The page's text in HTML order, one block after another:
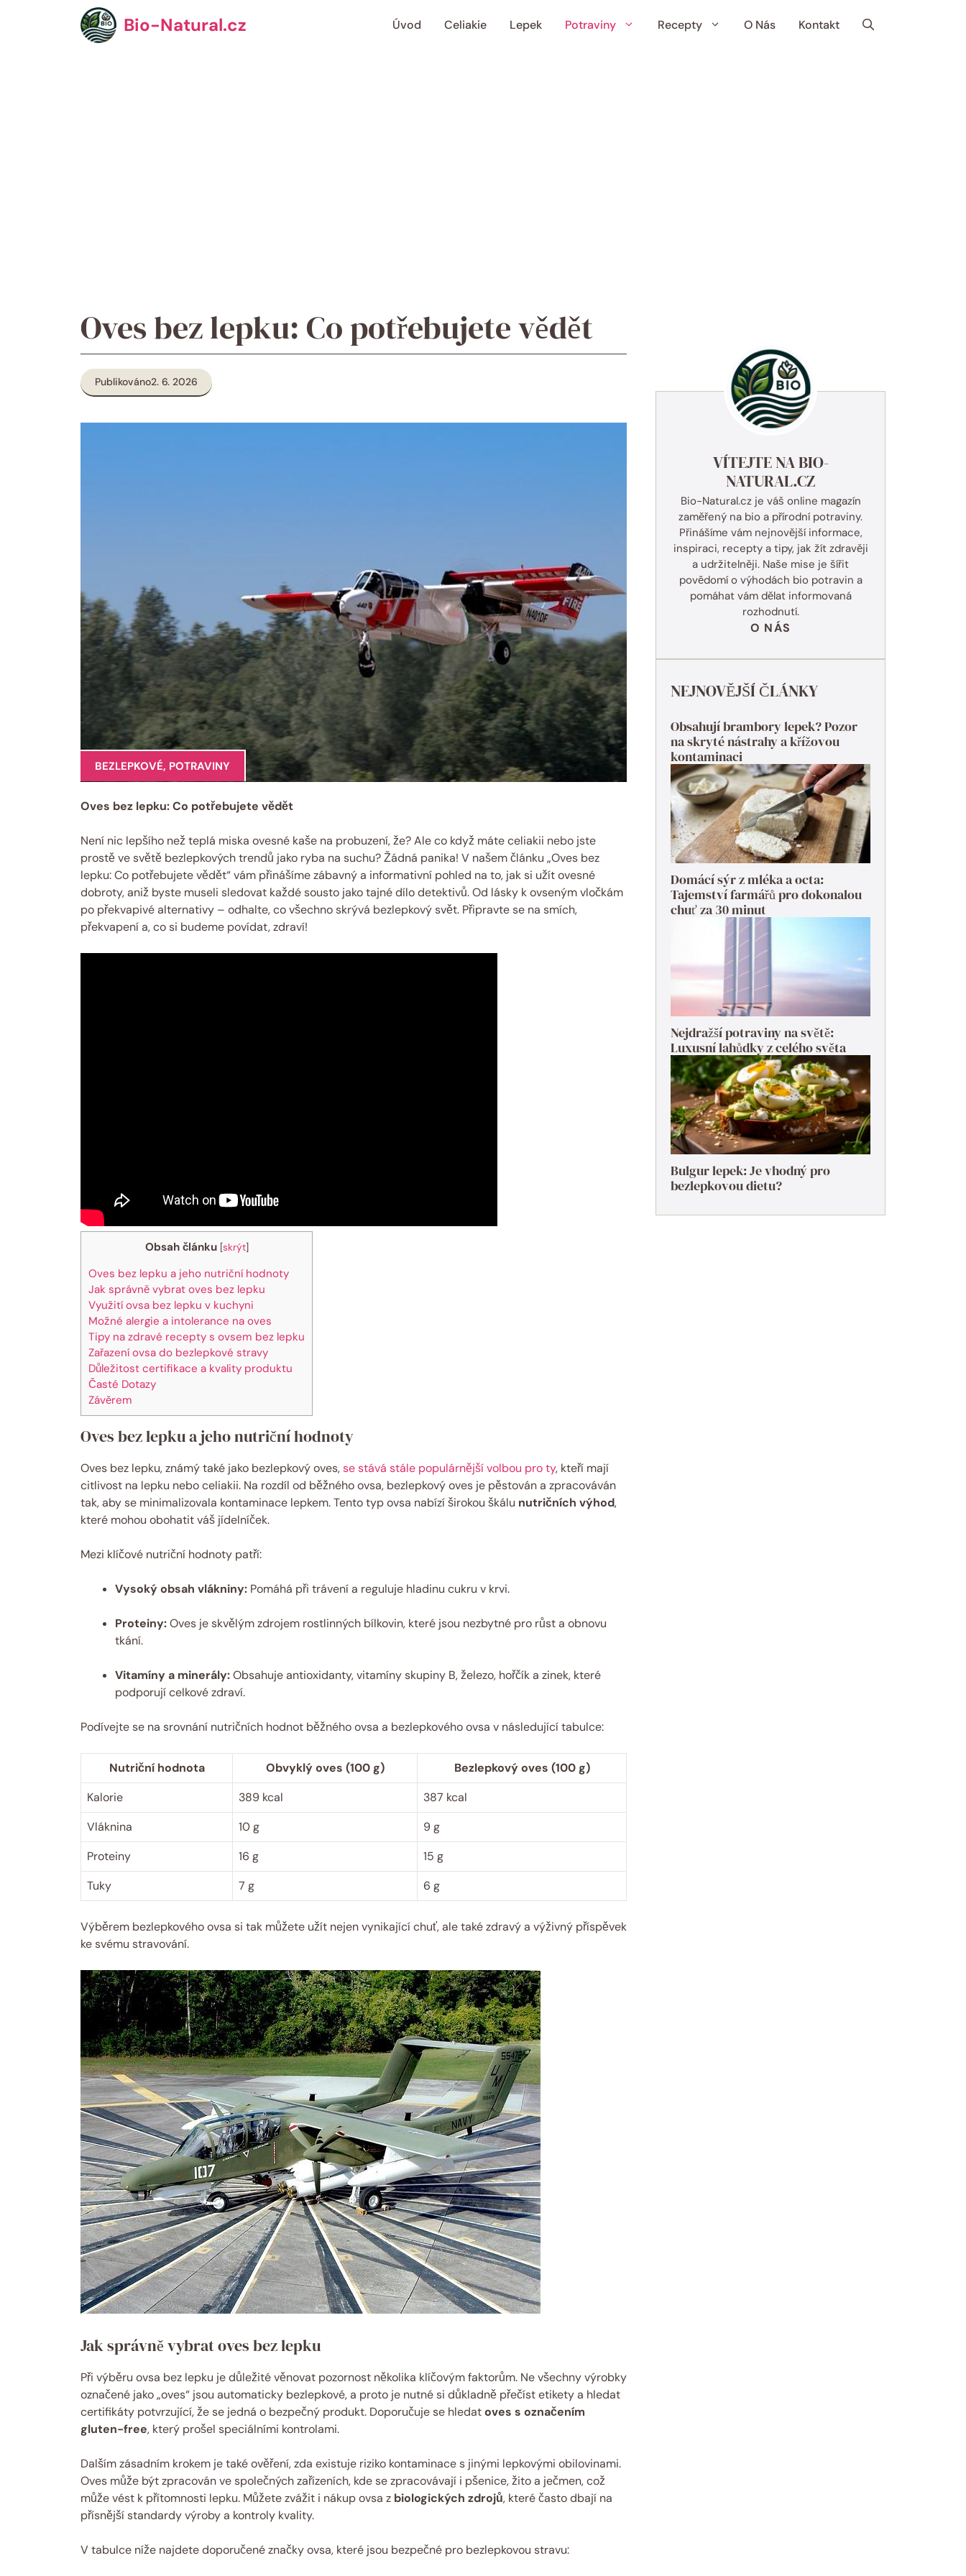
Bio-Natural.cz Úvod Celiakie Lepek Potraviny Recepty O Nás Kontakt
Oves bez lepku: Co potřebujete vědět
Publikováno2. 6. 2026
BEZLEPKOVÉ, POTRAVINY
Oves bez lepku: Co potřebujete vědět
Není nic lepšího než teplá miska ovesné kaše na probuzení, že? Ale co když máte celiakii nebo jste
prostě ve světě bezlepkových trendů jako ryba na suchu? Žádná panika! V našem článku „Oves bez
lepku: Co potřebujete vědět“ vám přinášíme zábavný a informativní pohled na to, jak si užít ovesné
dobroty, aniž byste museli sledovat každé sousto jako tajné dílo detektivů. Od lásky k ovseným vločkám
po překvapivé alternativy – odhalte, co všechno skrývá bezlepkový svět. Připravte se na smích,
překvapení a, co si budeme povídat, zdraví!
Obsah článku [skrýt]
Oves bez lepku a jeho nutriční hodnoty
Jak správně vybrat oves bez lepku
Využití ovsa bez lepku v kuchyni
Možné alergie a intolerance na oves
Tipy na zdravé recepty s ovsem bez lepku
Zařazení ovsa do bezlepkové stravy
Důležitost certifikace a kvality produktu
Časté Dotazy
Závěrem
Oves bez lepku a jeho nutriční hodnoty
Oves bez lepku, známý také jako bezlepkový oves,se stává stále populárnější volbou pro ty, kteří mají
citlivost na lepku nebo celiakii. Na rozdíl od běžného ovsa, bezlepkový oves je pěstován a zpracováván
tak, aby se minimalizovala kontaminace lepkem. Tento typ ovsa nabízí širokou škálu nutričních výhod,
které mohou obohatit váš jídelníček.
Mezi klíčové nutriční hodnoty patří:
Vysoký obsah vlákniny: Pomáhá při trávení a reguluje hladinu cukru v krvi.
Proteiny:Oves je skvělým zdrojem rostlinných bílkovin, které jsou nezbytné pro růst a obnovu
tkání.
Vitamíny a minerály:Obsahuje antioxidanty, vitamíny skupiny B, železo, hořčík a zinek, které
podporují celkové zdraví.
Podívejte se na srovnání nutričních hodnot běžného ovsa a bezlepkového ovsa v následující tabulce:
Nutriční hodnota Obvyklý oves (100 g)
Bezlepkový oves (100 g)
Kalorie
389 kcal
387 kcal
Vláknina
10 g
9 g
Proteiny
16 g
15 g
Tuky
7 g 6 g
Výběrem bezlepkového ovsa si tak můžete užít nejen vynikající chuť, ale také zdravý a výživný příspěvek
ke svému stravování.
Jak správně vybrat oves bez lepku
Při výběru ovsa bez lepku je důležité věnovat pozornost několika klíčovým faktorům. Ne všechny výrobky
označené jako „oves“ jsou automaticky bezlepkové, a proto je nutné si důkladně přečíst etikety a hledat
certifikáty potvrzující, že se jedná o bezpečný produkt. Doporučuje se hledatoves s označením
gluten-free, který prošel speciálními kontrolami.
Dalším zásadním krokem je také ověření, zda existuje riziko kontaminace s jinými lepkovými obilovinami.
Oves může být zpracován ve společných zařízeních, kde se zpracovávají i pšenice, žito a ječmen, což
může vést k přítomnosti lepku. Můžete zvážit i nákup ovsa z biologických zdrojů, které často dbají na
přísnější standardy výroby a kontroly kvality.
V tabulce níže najdete doporučené značky ovsa, které jsou bezpečné pro bezlepkovou stravu:
VÍTEJTE NA BIO-
NATURAL.CZ
Bio-Natural.cz je váš online magazín
zaměřený na bio a přírodní potraviny.
Přinášíme vám nejnovější informace,
inspiraci, recepty a tipy, jak žít zdravěji
a udržitelněji. Naše mise je šířit
povědomí o výhodách bio potravin a
pomáhat vám dělat informovaná
rozhodnutí.
O NÁS
NEJNOVĚJŠÍ ČLÁNKY
Obsahují brambory lepek? Pozor
na skryté nástrahy a křížovou
kontaminaci
Domácí sýr z mléka a octa:
Tajemství farmářů pro dokonalou
chuť za 30 minut
Nejdražší potraviny na světě:
Luxusní lahůdky z celého světa
Bulgur lepek: Je vhodný pro
bezlepkovou dietu?